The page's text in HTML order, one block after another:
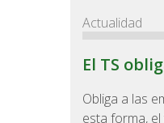
Actualidad
El TS
Obliga a las
esta forma,